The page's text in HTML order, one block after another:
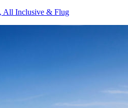
All Inclusive & Flug